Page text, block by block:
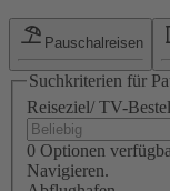
Pauschalreisen
Suchkriterien für
Reiseziel/ TV-
0 Optionen
Navigieren.